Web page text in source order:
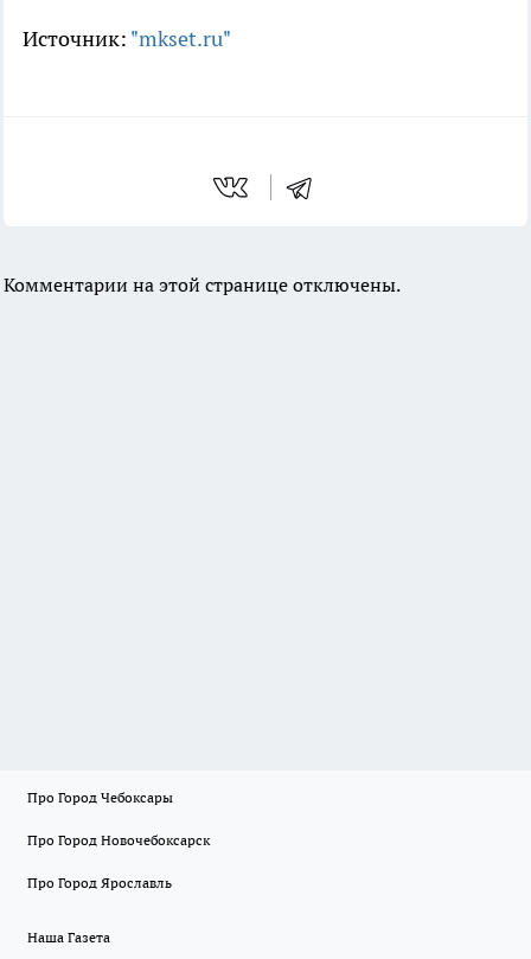
Источник: "mkset.ru"
Комментарии на этой странице отключены.
Про Город Чебоксары
Про Город Новочебоксарск
Про Город Ярославль
Наша Газета